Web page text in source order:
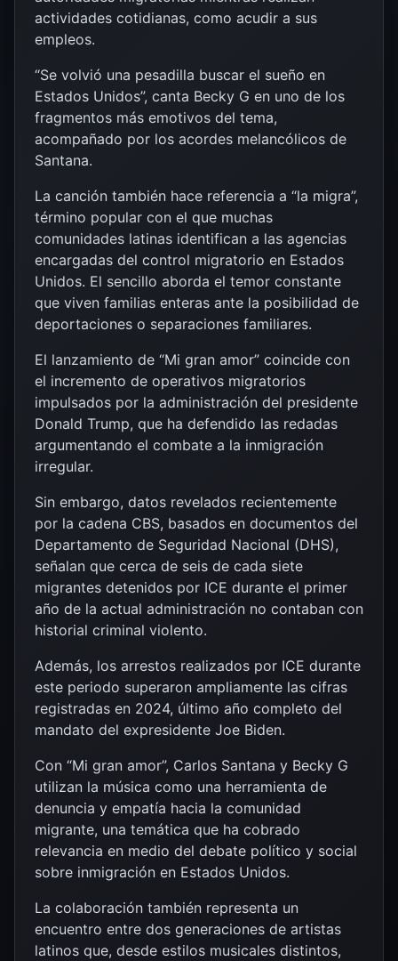
actividades cotidianas, como acudir a sus
empleos.
“Se volvió una pesadilla buscar el sueño en
Estados Unidos”, canta Becky G en uno de los
fragmentos más emotivos del tema,
acompañado por los acordes melancólicos de
Santana.
La canción también hace referencia a “la migra”,
término popular con el que muchas
comunidades latinas identifican a las agencias
encargadas del control migratorio en Estados
Unidos. El sencillo aborda el temor constante
que viven familias enteras ante la posibilidad de
deportaciones o separaciones familiares.
El lanzamiento de “Mi gran amor” coincide con
el incremento de operativos migratorios
impulsados por la administración del presidente
Donald Trump, que ha defendido las redadas
argumentando el combate a la inmigración
irregular.
Sin embargo, datos revelados recientemente
por la cadena CBS, basados en documentos del
Departamento de Seguridad Nacional (DHS),
señalan que cerca de seis de cada siete
migrantes detenidos por ICE durante el primer
año de la actual administración no contaban con
historial criminal violento.
Además, los arrestos realizados por ICE durante
este periodo superaron ampliamente las cifras
registradas en 2024, último año completo del
mandato del expresidente Joe Biden.
Con “Mi gran amor”, Carlos Santana y Becky G
utilizan la música como una herramienta de
denuncia y empatía hacia la comunidad
migrante, una temática que ha cobrado
relevancia en medio del debate político y social
sobre inmigración en Estados Unidos.
La colaboración también representa un
encuentro entre dos generaciones de artistas
latinos que, desde estilos musicales distintos,